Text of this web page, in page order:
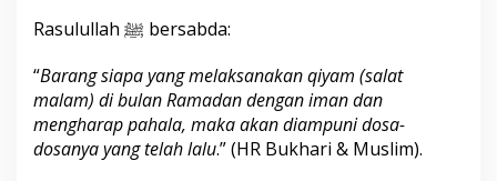
m
d
a
n
Rasulullah ﷺ bersabda:
“Barang siapa yang melaksanakan qiyam (salat
malam) di bulan Ramadan dengan iman dan
mengharap pahala, maka akan diampuni dosa-
dosanya yang telah lalu.” (HR Bukhari & Muslim).